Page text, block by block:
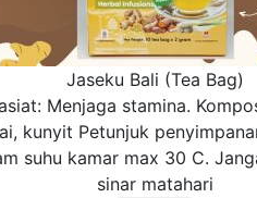
Jaseku Bali (Tea Bag)
Menjaga stamina.
kunyit Petunjuk
suhu kamar max 30 C.
sinar matahari